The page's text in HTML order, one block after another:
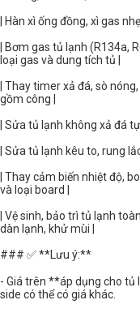
| Hàn xì ống đồng, xì gas
| Bơm gas tủ lạnh (R134a,
loại gas và dung tích tủ |
| Thay timer xả đá, sò
gồm công |
| Sửa tủ lạnh không xả đá
| Sửa tủ lạnh kêu to, rung
| Thay cảm biến nhiệt độ,
và loại board |
| Vệ sinh, bảo trì tủ lạnh
dàn lạnh, khử mùi |
### ✅ **Lưu ý:**
- Giá trên **áp dụng cho tủ
side có thể có giá khác.